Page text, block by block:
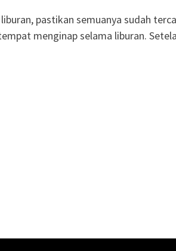
pastikan semuanya sudah
menginap selama liburan.